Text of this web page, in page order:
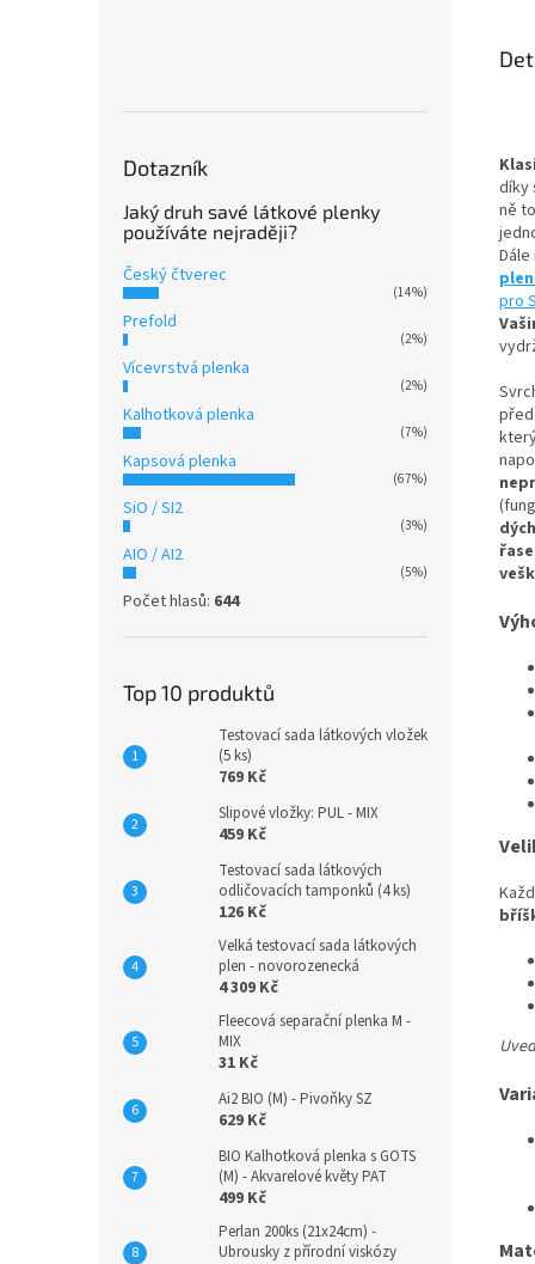
Dotazník
Jaký druh savé látkové plenky
používáte nejraději?
Český čtverec
(14%)
Prefold
(2%)
Vícevrstvá plenka
(2%)
Kalhotková plenka
(7%)
Kapsová plenka
(67%)
SiO / SI2
(3%)
AIO / AI2
(5%)
Počet hlasů: 644
Top 10 produktů
Testovací sada látkových vložek
(5 ks)
769 Kč
Slipové vložky: PUL - MIX
459 Kč
Testovací sada látkových
odličovacích tamponků (4 ks)
126 Kč
Velká testovací sada látkových
plen - novorozenecká
4 309 Kč
Fleecová separační plenka M -
MIX
31 Kč
Ai2 BIO (M) - Pivoňky SZ
629 Kč
BIO Kalhotková plenka s GOTS
(M) - Akvarelové květy PAT
499 Kč
Perlan 200ks (21x24cm) -
Ubrousky z přírodní viskózy
díky
ně
pro